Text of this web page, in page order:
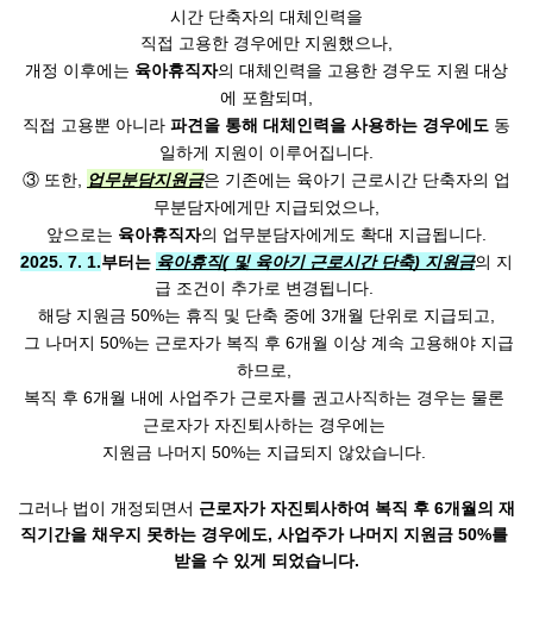
시간 단축자의 대체인력을
직접 고용한 경우에만 지원했으나,
개정 이후에는 육아휴직자의 대체인력을 고용한 경우도 지원 대상
에 포함되며,
직접 고용뿐 아니라 파견을 통해 대체인력을 사용하는 경우에도 동
일하게 지원이 이루어집니다.
③ 또한,
업무분담지원금은 기존에는 육아기 근로시간 단축자의 업
무분담자에게만 지급되었으나,
앞으로는 육아휴직자의 업무분담자에게도 확대 지급됩니다.
2025. 7. 1.부터는 육아휴직( 및 육아기 근로시간 단축) 지원금의 지
급 조건이 추가로 변경됩니다.
해당 지원금 50%는 휴직 및 단축 중에 3개월 단위로 지급되고,
하므로,
복직 후 6개월 내에 사업주가 근로자를 권고사직하는 경우는 물론
근로자가 자진퇴사하는 경우에는
지원금 나머지 50%는 지급되지 않았습니다.
그러나 법이 개정되면서 근로자가 자진퇴사하여 복직 후 6개월의 재
직기간을 채우지 못하는 경우에도, 사업주가 나머지 지원금 50%를
받을 수 있게 되었습니다.